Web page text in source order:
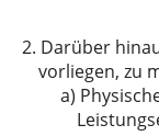
2. Darüber
vorliegen, zu
a)